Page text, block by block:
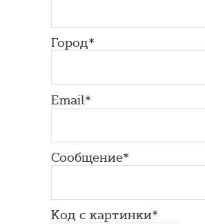
Город*
Email*
Сообщение*
Код с картинки*